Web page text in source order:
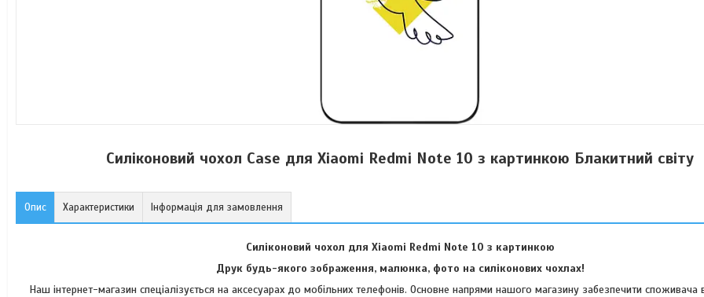
Силіконовий чохол Case для Xiaomi Redmi Note 10 з картинкою Блакитний світу
Опис Характеристики Інформація для замовлення
Силіконовий чохол для Xiaomi Redmi Note 10 з картинкою
Друк будь-якого зображення, малюнка, фото на силіконових чохлах!
Наш інтернет-магазин спеціалізується на аксесуарах до мобільних телефонів. Основне напрями нашого магазину забезпечити споживача